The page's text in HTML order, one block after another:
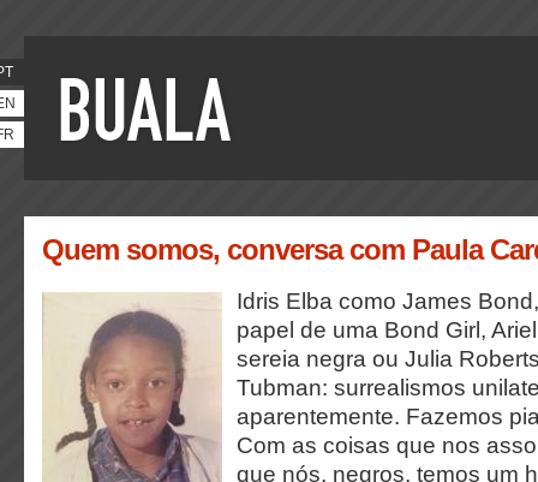
Quem somos, conversa com Paula
Idris Elba como James
papel de uma Bond Girl,
sereia negra ou Julia
Tubman: surrealismos
aparentemente. Fazemos
Com as coisas que nos
que nós, negros, temos um